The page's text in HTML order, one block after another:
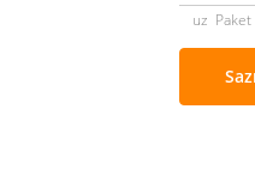
uz Paket